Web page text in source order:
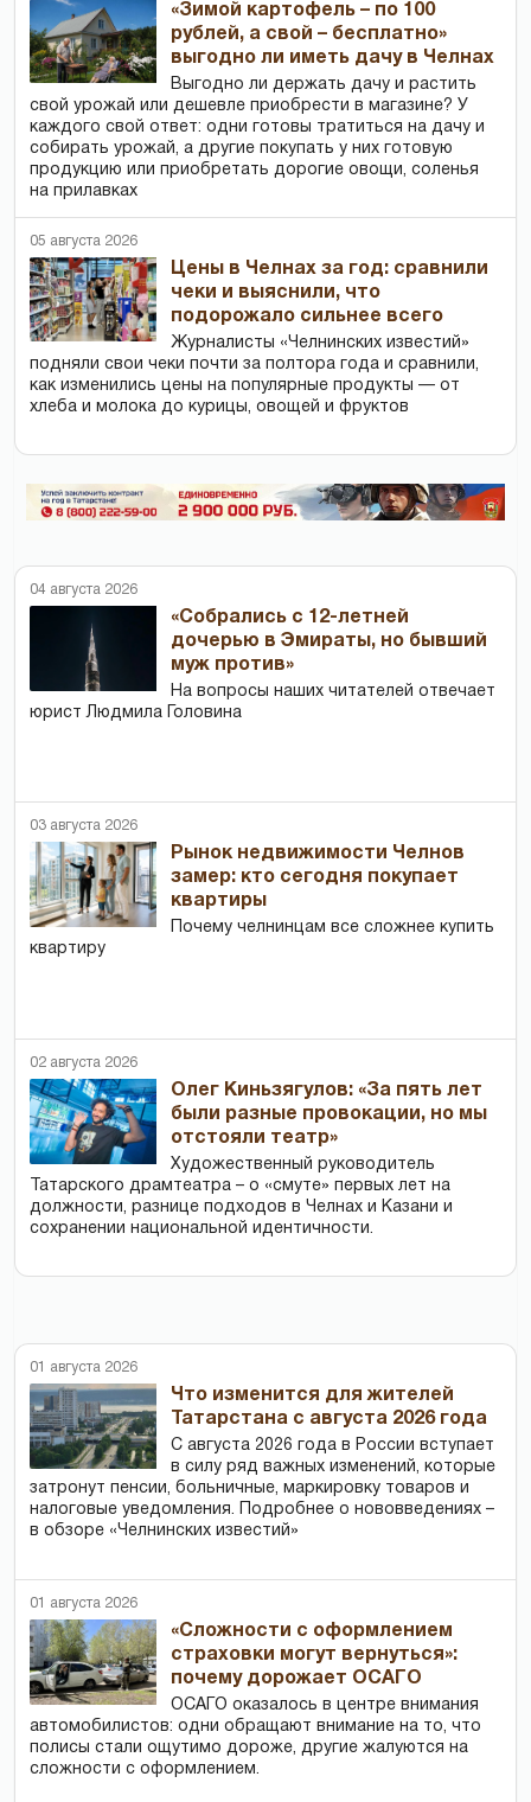
«Зимой картофель – по 100
рублей, а свой – бесплатно»
выгодно ли иметь дачу в Челнах
Выгодно ли держать дачу и растить
свой урожай или дешевле приобрести в магазине? У
каждого свой ответ: одни готовы тратиться на дачу и
собирать урожай, а другие покупать у них готовую
продукцию или приобретать дорогие овощи, соленья
на прилавках
05 августа 2026
Цены в Челнах за год: сравнили
чеки и выяснили, что
подорожало сильнее всего
Журналисты «Челнинских известий»
подняли свои чеки почти за полтора года и сравнили,
как изменились цены на популярные продукты — от
хлеба и молока до курицы, овощей и фруктов
04 августа 2026
«Собрались с 12-летней
дочерью в Эмираты, но бывший
муж против»
На вопросы наших читателей отвечает
юрист Людмила Головина
03 августа 2026
Рынок недвижимости Челнов
замер: кто сегодня покупает
квартиры
Почему челнинцам все сложнее купить
квартиру
02 августа 2026
Олег Киньзягулов: «За пять лет
были разные провокации, но мы
отстояли театр»
Художественный руководитель
Татарского драмтеатра – о «смуте» первых лет на
должности, разнице подходов в Челнах и Казани и
сохранении национальной идентичности.
01 августа 2026
Что изменится для жителей
Татарстана с августа 2026 года
С августа 2026 года в России вступает
в силу ряд важных изменений, которые
затронут пенсии, больничные, маркировку товаров и
налоговые уведомления. Подробнее о нововведениях –
в обзоре «Челнинских известий»
01 августа 2026
«Сложности с оформлением
страховки могут вернуться»:
почему дорожает ОСАГО
ОСАГО оказалось в центре внимания
автомобилистов: одни обращают внимание на то, что
полисы стали ощутимо дороже, другие жалуются на
сложности с оформлением.